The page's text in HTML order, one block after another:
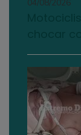
04/08/2026